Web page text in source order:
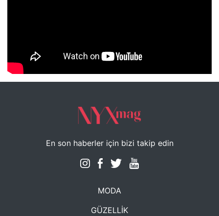
NYXmag 2. Yaş Kutlama Etkinliği
En son haberler için bizi takip edin
MODA
GÜZELLİK